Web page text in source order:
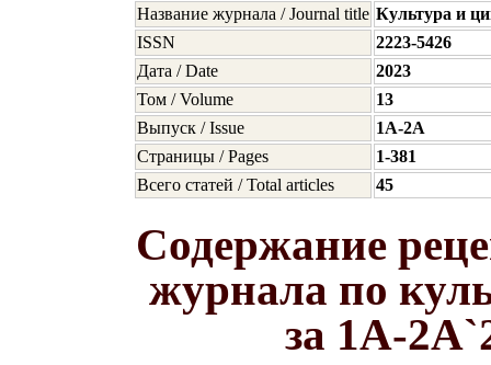
Название журнала / Journal title Культура и
ISSN
2223-5426
Дата / Date
2023
Том / Volume
13
Выпуск / Issue
1A-2A
Страницы / Pages
1-381
Всего статей / Total articles
45
Содержание
журнала по
за 1A-